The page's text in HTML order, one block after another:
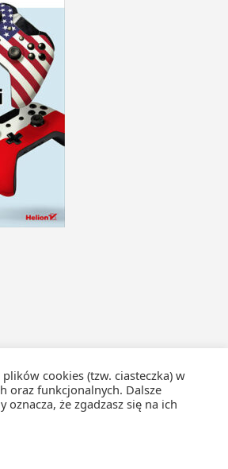
cookies (tzw. ciasteczka) w
oraz funkcjonalnych. Dalsze
oznacza, że zgadzasz się na ich